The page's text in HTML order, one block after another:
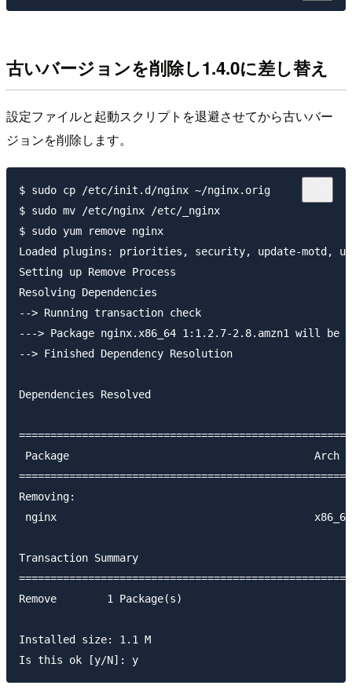
古いバージョンを削除し1.4.0に差し替え
設定ファイルと起動スクリプトを退避させてから古いバー
ジョンを削除します。
$ sudo cp /etc/init.d/nginx ~/nginx.orig
$ sudo mv /etc/nginx /etc/_nginx
$ sudo yum remove nginx
Loaded plugins: priorities, security, update-motd,
Setting up Remove Process
Resolving Dependencies
--> Running transaction check
---> Package nginx.x86_64 1:1.2.7-2.8.amzn1 will be
--> Finished Dependency Resolution
Dependencies Resolved
Package
Removing:
nginx
Transaction Summary
Remove        1 Package(s)
Installed size: 1.1 M